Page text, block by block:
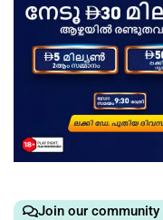
Join our community